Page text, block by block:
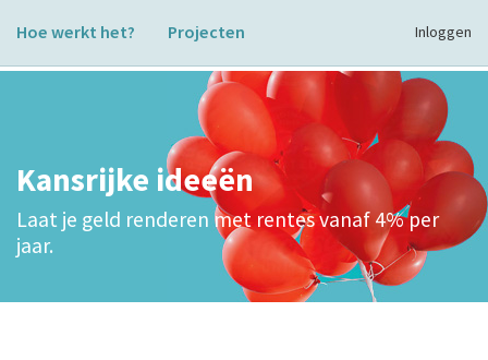
Hoe werkt het? Projecten Inloggen
Kansrijke ideeën
Laat je geld renderen met rentes vanaf 4% per
jaar.